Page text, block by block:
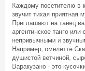
Каждому посетителю в
звучит тихая приятная
Приглашают на танец
аргентинское танго
непривычными и
Например, омелетте
душистой ветчиной,
Варакузано - это